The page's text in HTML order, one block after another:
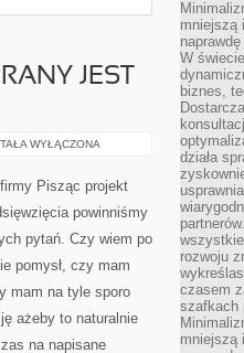
JEST
WYŁĄCZONA
Pisząc projekt
powinniśmy
pytań. Czy wiem po
pomysł, czy mam
mam na tyle sporo
ażeby to naturalnie
na napisane
mniejszą
W
biznes,
działa
rozwoju
czasem
szafkach
mniejszą